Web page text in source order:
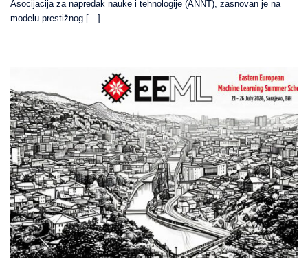
Asocijacija za napredak nauke i tehnologije (ANNT), zasnovan je na
modelu prestižnog […]